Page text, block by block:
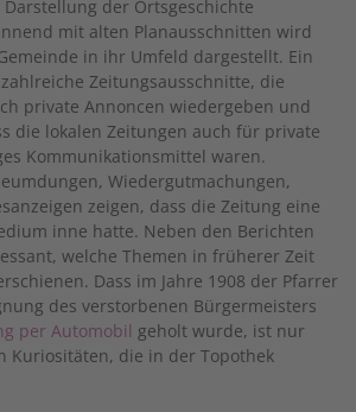
der Ortsgeschichte
mit alten Planausschnitten wird
in ihr Umfeld dargestellt. Ein
Zeitungsausschnitte, die
private Annoncen wiedergeben und
die lokalen Zeitungen auch für private
Kommunikationsmittel waren.
Wiedergutmachungen,
zeigen, dass die Zeitung eine
inne hatte. Neben den Berichten
welche Themen in früherer Zeit
Dass im Jahre 1908 der Pfarrer
des verstorbenen Bürgermeisters
per Automobil geholt wurde, ist nur
Kuriositäten, die in der Topothek